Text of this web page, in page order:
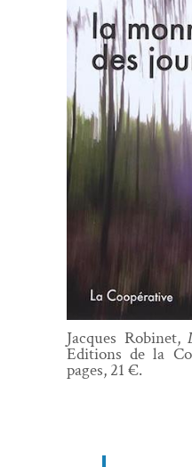
Jacques Robi­net,
Edi­tions de la
pages, 21 €.